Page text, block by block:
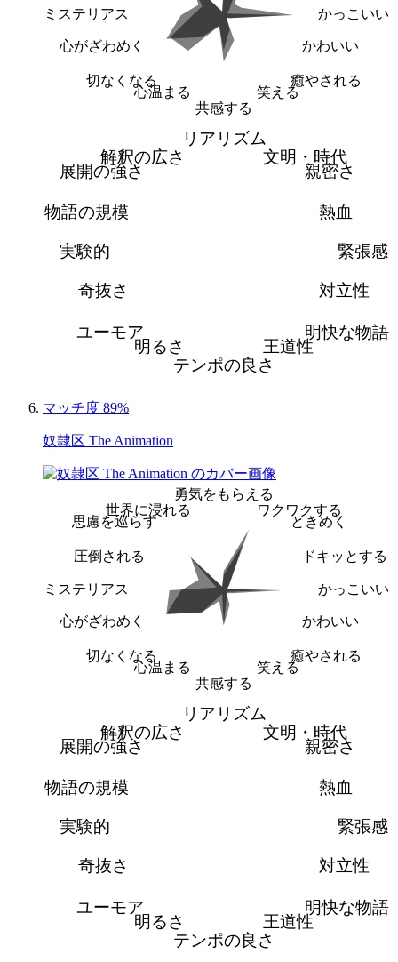
かっこいい
かわいい
癒やされる
笑える
共感する
心温まる
切なくなる
心がざわめく
ミステリアス
リアリズム
文明・時代
親密さ
熱血
緊張感
対立性
明快な物語
王道性
テンポの良さ
明るさ
ユーモア
奇抜さ
実験的
物語の規模
展開の強さ
解釈の広さ
マッチ度 89%
奴隷区 The Animation
勇気をもらえる
ワクワクする
ときめく
ドキッとする
かっこいい
かわいい
癒やされる
笑える
共感する
心温まる
切なくなる
心がざわめく
ミステリアス
圧倒される
思慮を巡らす
世界に浸れる
リアリズム
文明・時代
親密さ
熱血
緊張感
対立性
明快な物語
王道性
テンポの良さ
明るさ
ユーモア
奇抜さ
実験的
物語の規模
展開の強さ
解釈の広さ